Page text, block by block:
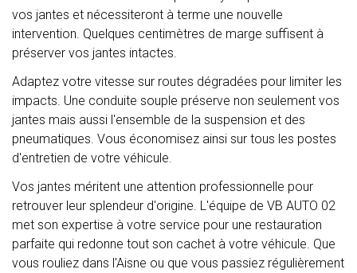
vos jantes et nécessiteront à terme une nouvelle
intervention. Quelques centimètres de marge suffisent à
préserver vos jantes intactes.
Adaptez votre vitesse sur routes dégradées pour limiter les
impacts. Une conduite souple préserve non seulement vos
jantes mais aussi l'ensemble de la suspension et des
pneumatiques. Vous économisez ainsi sur tous les postes
d'entretien de votre véhicule.
Vos jantes méritent une attention professionnelle pour
retrouver leur splendeur d'origine. L'équipe de VB AUTO 02
met son expertise à votre service pour une restauration
parfaite qui redonne tout son cachet à votre véhicule. Que
vous rouliez dans l'Aisne ou que vous passiez régulièrement